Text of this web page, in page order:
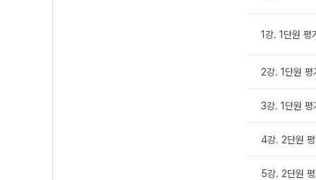
1강. 1단원 평
2강. 1단원
3강. 1단원 평
4강. 2단원
5강. 2단원